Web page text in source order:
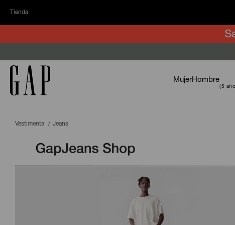
Tienda
MujerHombre
Vestimenta Jeans